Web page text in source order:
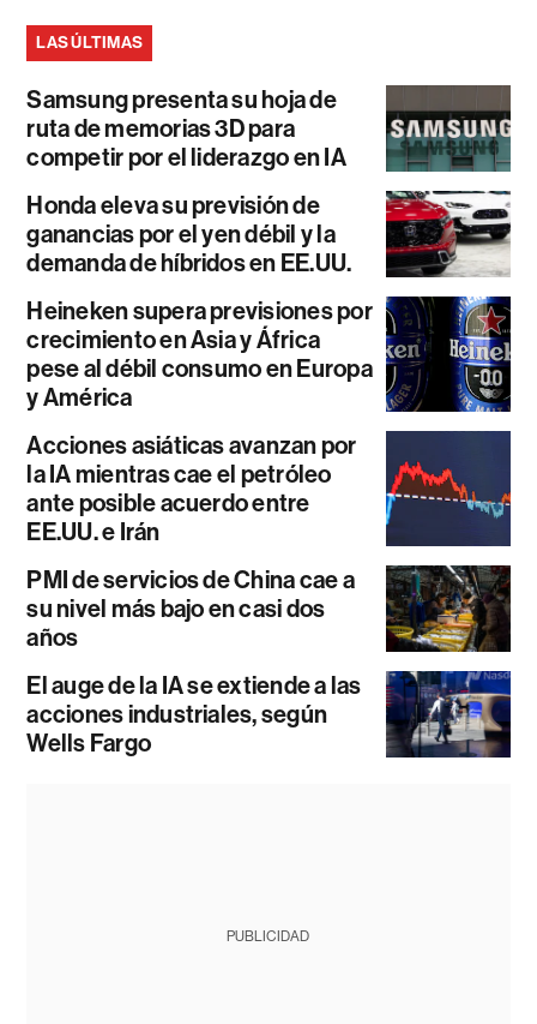
LAS ÚLTIMAS
Samsung presenta su hoja de
ruta de memorias 3D para
competir por el liderazgo en IA
Honda eleva su previsión de
ganancias por el yen débil y la
demanda de híbridos en EE.UU.
Heineken supera previsiones por
crecimiento en Asia y África
pese al débil consumo en Europa
y América
Acciones asiáticas avanzan por
la IA mientras cae el petróleo
ante posible acuerdo entre
EE.UU. e Irán
PMI de servicios de China cae a
su nivel más bajo en casi dos
años
El auge de la IA se extiende a las
acciones industriales, según
Wells Fargo
PUBLICIDAD